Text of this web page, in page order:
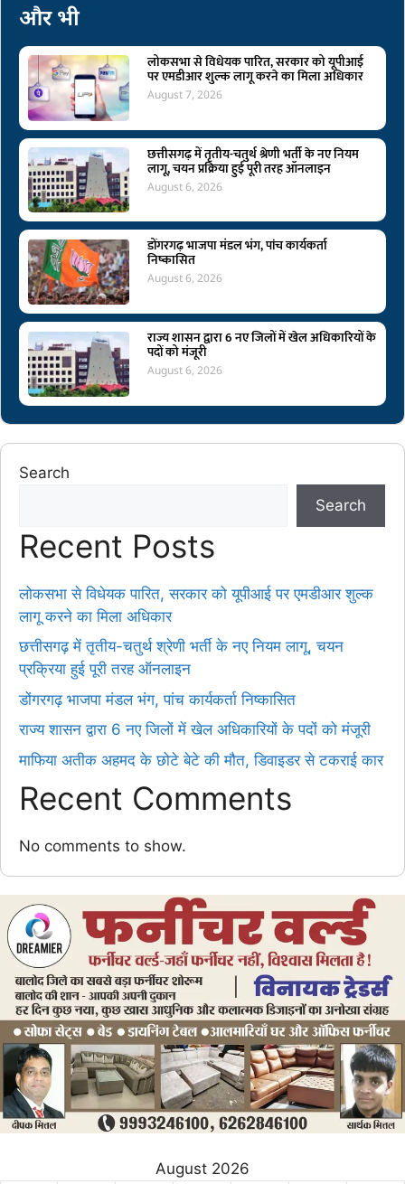
और भी
लोकसभा से विधेयक पारित, सरकार को यूपीआई
पर एमडीआर शुल्क लागू करने का मिला अधिकार
August 7, 2026
छत्तीसगढ़ में तृतीय-चतुर्थ श्रेणी भर्ती के नए नियम
लागू, चयन प्रक्रिया हुई पूरी तरह ऑनलाइन
August 6, 2026
डोंगरगढ़ भाजपा मंडल भंग, पांच कार्यकर्ता
निष्कासित
August 6, 2026
राज्य शासन द्वारा 6 नए जिलों में खेल अधिकारियों के
पदों को मंजूरी
August 6, 2026
Search
Search
Recent Posts
लोकसभा से विधेयक पारित, सरकार को यूपीआई पर एमडीआर शुल्क
लागू करने का मिला अधिकार
छत्तीसगढ़ में तृतीय-चतुर्थ श्रेणी भर्ती के नए नियम लागू, चयन
प्रक्रिया हुई पूरी तरह ऑनलाइन
डोंगरगढ़ भाजपा मंडल भंग, पांच कार्यकर्ता निष्कासित
राज्य शासन द्वारा 6 नए जिलों में खेल अधिकारियों के पदों को मंजूरी
माफिया अतीक अहमद के छोटे बेटे की मौत, डिवाइडर से टकराई कार
Recent Comments
No comments to show.
August 2026